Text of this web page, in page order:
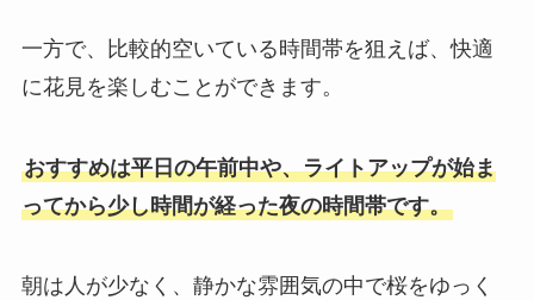
一方で、比較的空いている時間帯を狙えば、快適
に花見を楽しむことができます。
おすすめは平日の午前中や、ライトアップが始ま
ってから少し時間が経った夜の時間帯です。
朝は人が少なく、静かな雰囲気の中で桜をゆっく